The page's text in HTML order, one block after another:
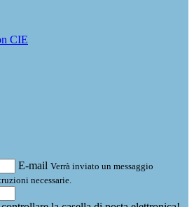
CIE
E-mail Verrà inviato un messaggio
necessarie.